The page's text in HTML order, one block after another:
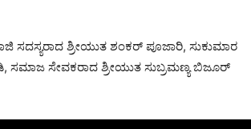
ಶ್ರೀಯುತ ಶಂಕರ್ ಪೂಜಾರಿ, ಸುಕುಮಾರ
ಸಮಾಜ ಸೇವಕರಾದ ಶ್ರೀಯುತ ಸುಬ್ರಮಣ್ಯ ಬಿಜೂರ್